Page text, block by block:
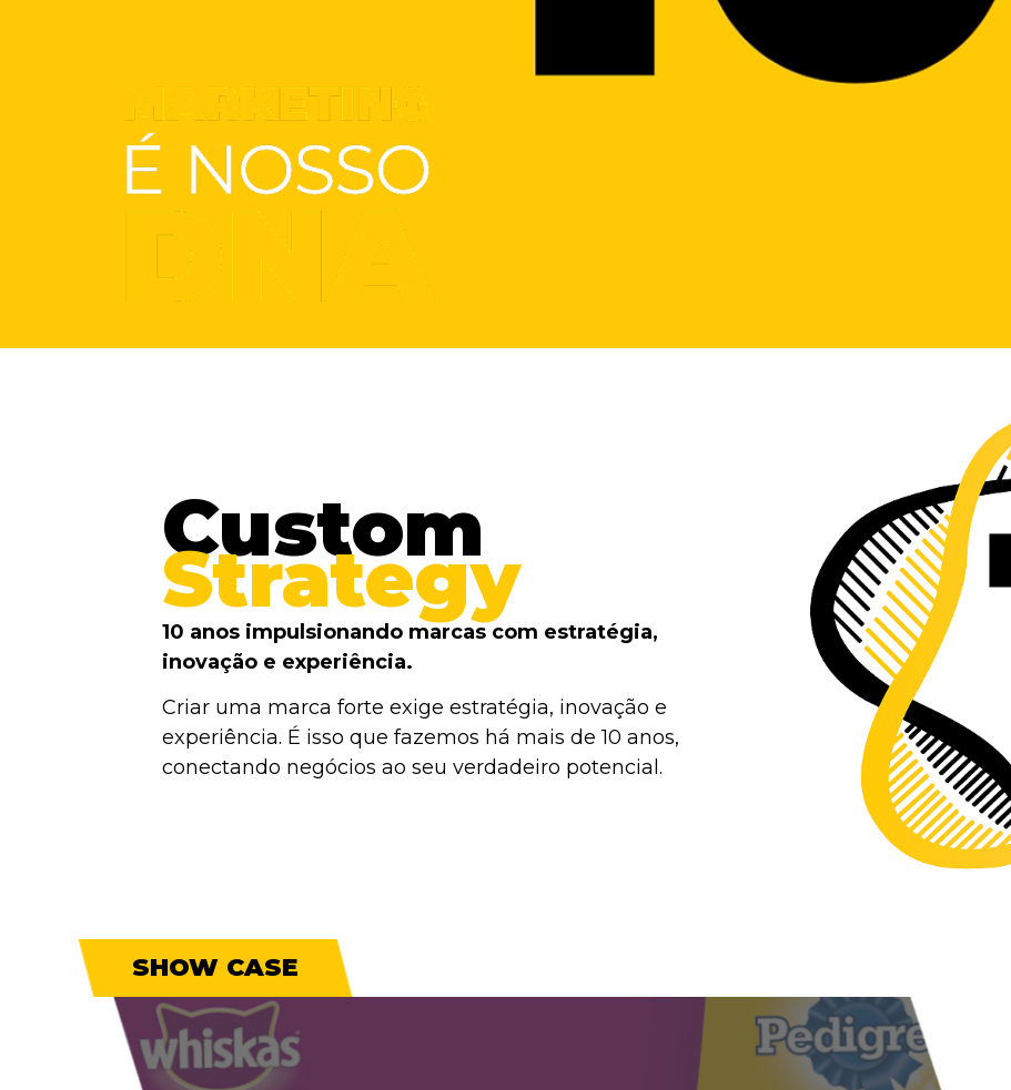
Custom
Strategy
10 anos impulsionando marcas com estratégia,
inovação e experiência.
Criar uma marca forte exige estratégia, inovação e
experiência. É isso que fazemos há mais de 10 anos,
conectando negócios ao seu verdadeiro potencial.
SHOW CASE